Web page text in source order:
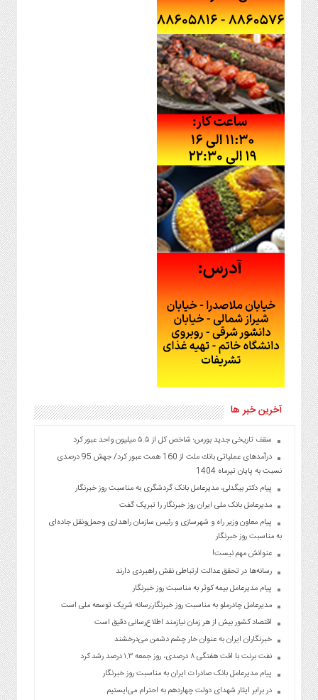
آخرین خبر ها
سقف تاریخی جدید بورس؛ شاخص کل از ۵.۵ میلیون واحد عبور کرد
درآمدهای عملیاتی بانك ملت از 160 همت عبور كرد/ جهش 95 درصدی
نسبت به پایان تیرماه 1404
پیام دکتر بیگدلی، مدیرعامل بانک گردشگری به مناسبت روز خبرنگار
مدیرعامل بانک ملی ایران روز خبرنگار را تبریک گفت
پیام معاون وزیر راه و شهرسازی و رئیس سازمان راهداری وحمل‌ونقل جاده‌ای
به مناسبت روز خبرنگار
عنوانش مهم نیست!
رسانه‌ها در تحقق عدالت ارتباطی نقش راهبردی دارند
پیام مدیرعامل بیمه کوثر به مناسبت روز خبرنگار
مدیرعامل چادرملو به مناسبت روز خبرنگار:رسانه شریک توسعه ملی است
اقتصاد کشور بیش از هر زمان نیازمند اطلاع‌رسانی دقیق است
خبرنگاران ایران به عنوان خار چشم دشمن می‌درخشند
نفت برنت با افت هفتگی ۸ درصدی، روز جمعه ۱.۳ درصد رشد کرد
پیام مدیرعامل بانک صادرات ایران به مناسبت روز خبرنگار
در برابر ایثار شهدای دولت چهاردهم به احترام می‌ایستیم